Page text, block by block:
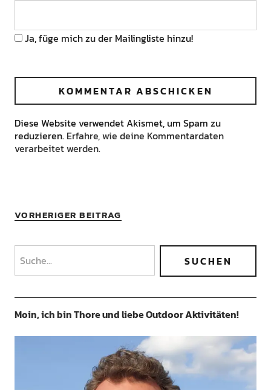
Ja, füge mich zu der Mailingliste hinzu!
Diese Website verwendet Akismet, um Spam zu
reduzieren. Erfahre, wie deine Kommentardaten
verarbeitet werden.
VORHERIGER BEITRAG
Moin, ich bin Thore und liebe Outdoor Aktivitäten!